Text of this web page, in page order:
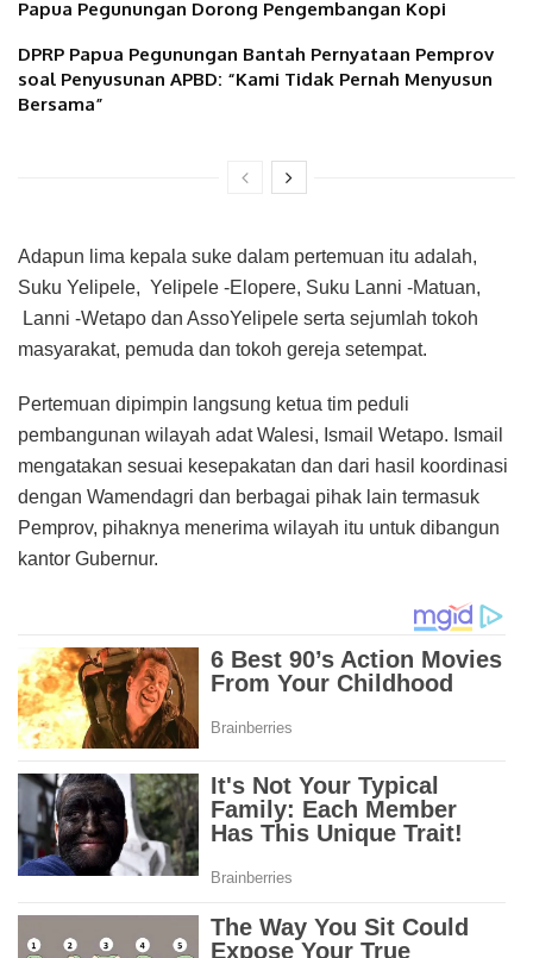
Papua Pegunungan Dorong Pengembangan Kopi
DPRP Papua Pegunungan Bantah Pernyataan Pemprov
soal Penyusunan APBD: “Kami Tidak Pernah Menyusun
Bersama”
Adapun lima kepala suke dalam pertemuan itu adalah,
Suku Yelipele, Yelipele -Elopere, Suku Lanni -Matuan,
Lanni -Wetapo dan AssoYelipele serta sejumlah tokoh
masyarakat, pemuda dan tokoh gereja setempat.
Pertemuan dipimpin langsung ketua tim peduli
pembangunan wilayah adat Walesi, Ismail Wetapo. Ismail
mengatakan sesuai kesepakatan dan dari hasil koordinasi
dengan Wamendagri dan berbagai pihak lain termasuk
Pemprov, pihaknya menerima wilayah itu untuk dibangun
kantor Gubernur.